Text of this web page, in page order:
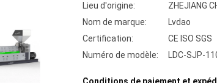
Lieu d'origine:
ZHEJIANG
Nom de marque:
Lvdao
Certification:
CE ISO SGS
Numéro de modèle:
LDC-SJP-